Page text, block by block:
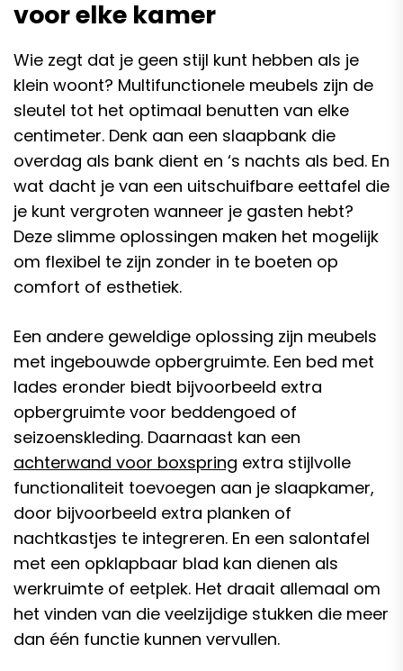
voor elke kamer
Wie zegt dat je geen stijl kunt hebben als je
klein woont? Multifunctionele meubels zijn de
sleutel tot het optimaal benutten van elke
centimeter. Denk aan een slaapbank die
overdag als bank dient en ‘s nachts als bed. En
wat dacht je van een uitschuifbare eettafel die
je kunt vergroten wanneer je gasten hebt?
Deze slimme oplossingen maken het mogelijk
om flexibel te zijn zonder in te boeten op
comfort of esthetiek.
Een andere geweldige oplossing zijn meubels
met ingebouwde opbergruimte. Een bed met
lades eronder biedt bijvoorbeeld extra
opbergruimte voor beddengoed of
seizoenskleding. Daarnaast kan een
achterwand voor boxspring extra stijlvolle
functionaliteit toevoegen aan je slaapkamer,
door bijvoorbeeld extra planken of
nachtkastjes te integreren. En een salontafel
met een opklapbaar blad kan dienen als
werkruimte of eetplek. Het draait allemaal om
het vinden van die veelzijdige stukken die meer
dan één functie kunnen vervullen.